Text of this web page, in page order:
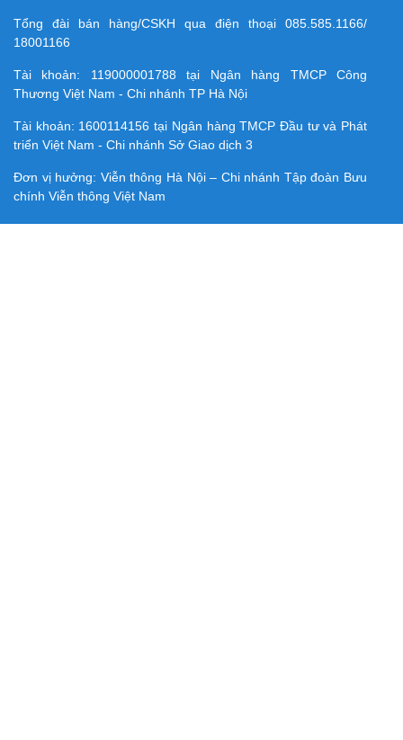
Tổng đài bán hàng/CSKH qua điện thoại 085.585.1166/
18001166
Tài khoản: 119000001788 tại Ngân hàng TMCP Công
Thương Việt Nam - Chi nhánh TP Hà Nội
Tài khoản: 1600114156 tại Ngân hàng TMCP Ðầu tư và Phát
triển Việt Nam - Chi nhánh Sở Giao dịch 3
Đơn vị hưởng: Viễn thông Hà Nội – Chi nhánh Tập đoàn Bưu
chính Viễn thông Việt Nam